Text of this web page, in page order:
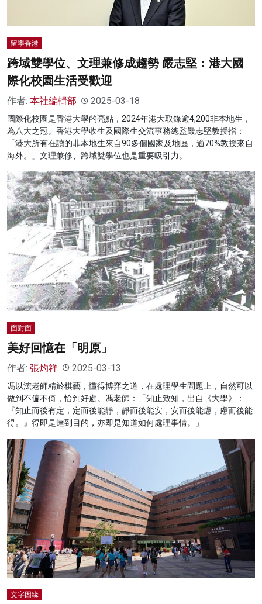
留學香港
跨域雙學位、文理兼修成趨勢 嚴志堅：港大國
際化校園生活受歡迎
作者: 本社編輯部 2025-03-18
國際化校園是香港大學的亮點，2024年港大取錄逾4,200非本地生，
為八大之冠。香港大學收生及國際生交流事務總監嚴志堅教授指：
「港大所有在讀的非本地生來自90多個國家及地區，逾70%教授來自
海外。」文理兼修、跨域雙學位也是重要吸引力。
面對面
美好回憶在「明原」
作者: 張灼祥 2025-03-13
馮以浤老師精於棋藝，懂得博弈之道，在處理學生問題上，自然可以
做到不偏不倚，恰到好處。馮老師：「知止致知，出自《大學》：
『知止而後有定，定而後能靜，靜而後能安，安而後能慮，慮而後能
得。』得即是達到目的，亦即是知道如何處理事情。」
文字因緣